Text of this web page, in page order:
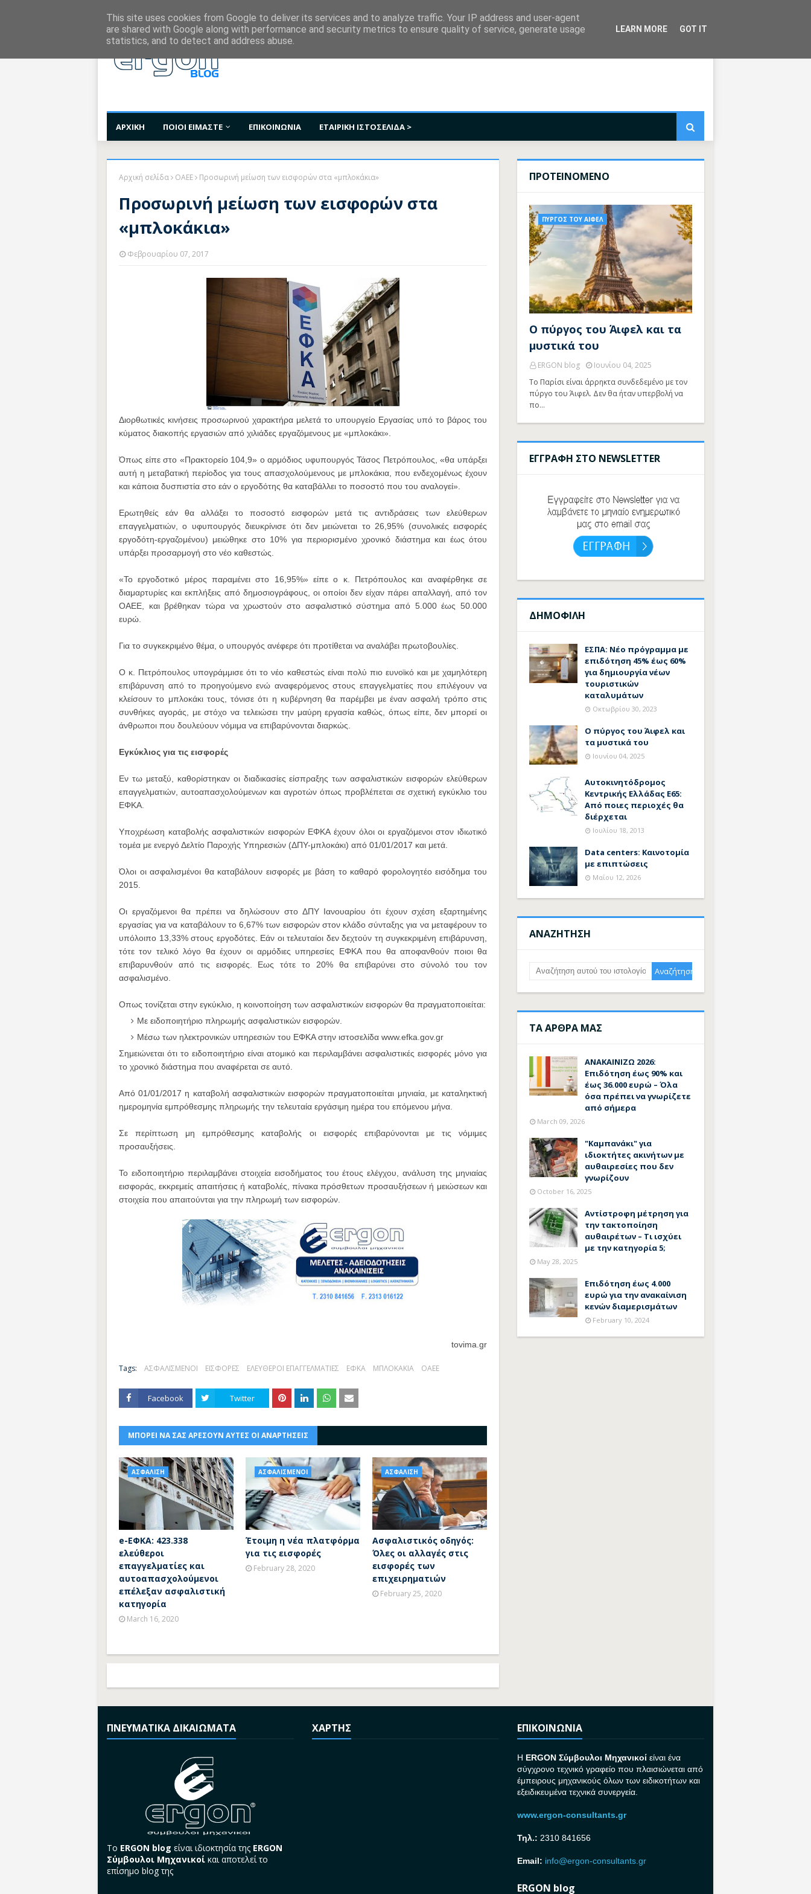
ΑΡΧΙΚΗ ΠΟΙΟΙ ΕΙΜΑΣΤΕ ΕΠΙΚΟΙΝΩΝΙΑ ΕΤΑΙΡΙΚΗ ΙΣΤΟΣΕΛΙΔΑ >
Αρχική σελίδα ΟΑΕΕ Προσωρινή μείωση των εισφορών στα «μπλοκάκια»
Προσωρινή μείωση των εισφορών στα
«μπλοκάκια»
Φεβρουαρίου 07, 2017
Διορθωτικές κινήσεις προσωρινού χαρακτήρα μελετά το υπουργείο Εργασίας υπό το βάρος του
κύματος διακοπής εργασιών από χιλιάδες εργαζόμενους με «μπλοκάκι».
Όπως είπε στο «Πρακτορείο 104,9» ο αρμόδιος υφυπουργός Τάσος Πετρόπουλος, «θα υπάρξει
αυτή η μεταβατική περίοδος για τους απασχολούμενους με μπλοκάκια, που ενδεχομένως έχουν
και κάποια δυσπιστία στο εάν ο εργοδότης θα καταβάλλει το ποσοστό που του αναλογεί».
Ερωτηθείς εάν θα αλλάξει το ποσοστό εισφορών μετά τις αντιδράσεις των ελεύθερων
επαγγελματιών, ο υφυπουργός διευκρίνισε ότι δεν μειώνεται το 26,95% (συνολικές εισφορές
εργοδότη-εργαζομένου) μειώθηκε στο 10% για περιορισμένο χρονικό διάστημα και έως ότου
υπάρξει προσαρμογή στο νέο καθεστώς.
«Το εργοδοτικό μέρος παραμένει στο 16,95%» είπε ο κ. Πετρόπουλος και αναφέρθηκε σε
διαμαρτυρίες και εκπλήξεις από δημοσιογράφους, οι οποίοι δεν είχαν πάρει απαλλαγή, από τον
ΟΑΕΕ, και βρέθηκαν τώρα να χρωστούν στο ασφαλιστικό σύστημα από 5.000 έως 50.000
ευρώ.
Για το συγκεκριμένο θέμα, ο υπουργός ανέφερε ότι προτίθεται να αναλάβει πρωτοβουλίες.
Ο κ. Πετρόπουλος υπογράμμισε ότι το νέο καθεστώς είναι πολύ πιο ευνοϊκό και με χαμηλότερη
επιβάρυνση από το προηγούμενο ενώ αναφερόμενος στους επαγγελματίες που επιλέγουν να
κλείσουν το μπλοκάκι τους, τόνισε ότι η κυβέρνηση θα παρέμβει με έναν ασφαλή τρόπο στις
συνθήκες αγοράς, με στόχο να τελειώσει την μαύρη εργασία καθώς, όπως είπε, δεν μπορεί οι
άνθρωποι που δουλεύουν νόμιμα να επιβαρύνονται διαρκώς.
Εγκύκλιος για τις εισφορές
Εν τω μεταξύ, καθορίστηκαν οι διαδικασίες είσπραξης των ασφαλιστικών εισφορών ελεύθερων
επαγγελματιών, αυτοαπασχολούμενων και αγροτών όπως προβλέπεται σε σχετική εγκύκλιο του
ΕΦΚΑ.
Υποχρέωση καταβολής ασφαλιστικών εισφορών ΕΦΚΑ έχουν όλοι οι εργαζόμενοι στον ιδιωτικό
τομέα με ενεργό Δελτίο Παροχής Υπηρεσιών (ΔΠΥ-μπλοκάκι) από 01/01/2017 και μετά.
Όλοι οι ασφαλισμένοι θα καταβάλουν εισφορές με βάση το καθαρό φορολογητέο εισόδημα του
2015.
Οι εργαζόμενοι θα πρέπει να δηλώσουν στο ΔΠΥ Ιανουαρίου ότι έχουν σχέση εξαρτημένης
εργασίας για να καταβάλουν το 6,67% των εισφορών στον κλάδο σύνταξης για να μεταφέρουν το
υπόλοιπο 13,33% στους εργοδότες. Εάν οι τελευταίοι δεν δεχτούν τη συγκεκριμένη επιβάρυνση,
τότε τον τελικό λόγο θα έχουν οι αρμόδιες υπηρεσίες ΕΦΚΑ που θα αποφανθούν ποιοι θα
επιβαρυνθούν από τις εισφορές. Εως τότε το 20% θα επιβαρύνει στο σύνολό του τον
ασφαλισμένο.
Οπως τονίζεται στην εγκύκλιο, η κοινοποίηση των ασφαλιστικών εισφορών θα πραγματοποιείται:
Με ειδοποιητήριο πληρωμής ασφαλιστικών εισφορών.
Μέσω των ηλεκτρονικών υπηρεσιών του ΕΦΚΑ στην ιστοσελίδα www.efka.gov.gr
Σημειώνεται ότι το ειδοποιητήριο είναι ατομικό και περιλαμβάνει ασφαλιστικές εισφορές μόνο για
το χρονικό διάστημα που αναφέρεται σε αυτό.
Από 01/01/2017 η καταβολή ασφαλιστικών εισφορών πραγματοποιείται μηνιαία, με καταληκτική
ημερομηνία εμπρόθεσμης πληρωμής την τελευταία εργάσιμη ημέρα του επόμενου μήνα.
Σε περίπτωση μη εμπρόθεσμης καταβολής οι εισφορές επιβαρύνονται με τις νόμιμες
προσαυξήσεις.
Το ειδοποιητήριο περιλαμβάνει στοιχεία εισοδήματος του έτους ελέγχου, ανάλυση της μηνιαίας
εισφοράς, εκκρεμείς απαιτήσεις ή καταβολές, πίνακα πρόσθετων προσαυξήσεων ή μειώσεων και
στοιχεία που απαιτούνται για την πληρωμή των εισφορών.
tovima.gr
Tags: ΑΣΦΑΛΙΣΜΕΝΟΙ ΕΙΣΦΟΡΕΣ ΕΛΕΥΘΕΡΟΙ ΕΠΑΓΓΕΛΜΑΤΙΕΣ ΕΦΚΑ ΜΠΛΟΚΑΚΙΑ ΟΑΕΕ
Facebook Twitter
ΜΠΟΡΕΙ ΝΑ ΣΑΣ ΑΡΕΣΟΥΝ ΑΥΤΕΣ ΟΙ ΑΝΑΡΤΗΣΕΙΣ
ΑΣΦΑΛΙΣΗ
e-ΕΦΚΑ: 423.338
ελεύθεροι
επαγγελματίες και
αυτοαπασχολούμενοι
επέλεξαν ασφαλιστική
κατηγορία
March 16, 2020
ΑΣΦΑΛΙΣΜΕΝΟΙ
Έτοιμη η νέα πλατφόρμα
για τις εισφορές
February 28, 2020
ΑΣΦΑΛΙΣΗ
Ασφαλιστικός οδηγός:
Όλες οι αλλαγές στις
εισφορές των
επιχειρηματιών
February 25, 2020
ΠΡΟΤΕΙΝΟΜΕΝΟ
ΠΥΡΓΟΣ ΤΟΥ ΑΙΦΕΛ
Ο πύργος του Άιφελ και τα
μυστικά του
ERGON blog
Ιουνίου 04, 2025
Το Παρίσι είναι άρρηκτα συνδεδεμένο με τον
πύργο του Άιφελ. Δεν θα ήταν υπερβολή να
πο…
ΕΓΓΡΑΦΗ ΣΤΟ NEWSLETTER
ΔΗΜΟΦΙΛΗ
ΕΣΠΑ: Νέο πρόγραμμα με
επιδότηση 45% έως 60%
για δημιουργία νέων
τουριστικών
καταλυμάτων
Οκτωβρίου 30, 2023
Ο πύργος του Άιφελ και
τα μυστικά του
Ιουνίου 04, 2025
Αυτοκινητόδρομος
Κεντρικής Ελλάδας Ε65:
Από ποιες περιοχές θα
διέρχεται
Ιουλίου 18, 2013
Data centers: Καινοτομία
με επιπτώσεις
Μαΐου 12, 2026
ΑΝΑΖΗΤΗΣΗ
ΤΑ ΑΡΘΡΑ ΜΑΣ
ΑΝΑΚΑΙΝΙΖΩ 2026:
Επιδότηση έως 90% και
έως 36.000 ευρώ – Όλα
όσα πρέπει να γνωρίζετε
από σήμερα
March 09, 2026
"Καμπανάκι" για
ιδιοκτήτες ακινήτων με
αυθαιρεσίες που δεν
γνωρίζουν
October 16, 2025
Αντίστροφη μέτρηση για
την τακτοποίηση
αυθαιρέτων – Τι ισχύει
με την κατηγορία 5;
May 28, 2025
Επιδότηση έως 4.000
ευρώ για την ανακαίνιση
κενών διαμερισμάτων
February 10, 2024
ΠΝΕΥΜΑΤΙΚΑ ΔΙΚΑΙΩΜΑΤΑ
Το ERGON blog είναι ιδιοκτησία της ERGON
Σύμβουλοι Μηχανικοί και αποτελεί το
επίσημο blog της
ΧΑΡΤΗΣ ΕΠΙΚΟΙΝΩΝΙΑ
H ERGON Σύμβουλοι Μηχανικοί είναι ένα
σύγχρονο τεχνικό γραφείο που πλαισιώνεται από
έμπειρους μηχανικούς όλων των ειδικοτήτων και
εξειδικευμένα τεχνικά συνεργεία.
www.ergon-consultants.gr
Τηλ.: 2310 841656
Email: info@ergon-consultants.gr
ERGON blog
This site uses cookies from Google to deliver its services and to analyze traffic. Your IP address and user-agent
are shared with Google along with performance and security metrics to ensure quality of service, generate usage
statistics, and to detect and address abuse.
LEARN MORE GOT IT